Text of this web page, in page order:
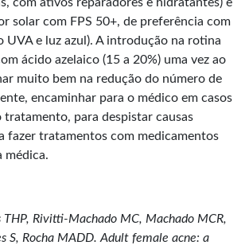
solar com FPS 50+, de preferência com
UVA e luz azul). A introdução na rotina
ácido azelaico (15 a 20%) uma vez ao
muito bem na redução do número de
encaminhar para o médico em casos
tratamento, para despistar causas
fazer tratamentos com medicamentos
médica.
THP, Rivitti-Machado MC, Machado MCR,
S, Rocha MADD. Adult female acne: a